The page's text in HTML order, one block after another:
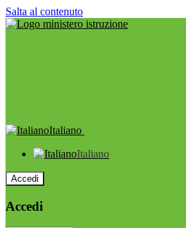
Salta al contenuto
Italiano
Italiano
Accedi
Accedi